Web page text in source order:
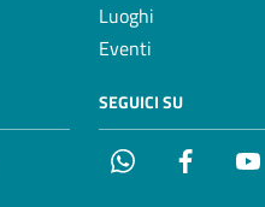
Luoghi
Eventi
SEGUICI SU
Whatsapp Facebook